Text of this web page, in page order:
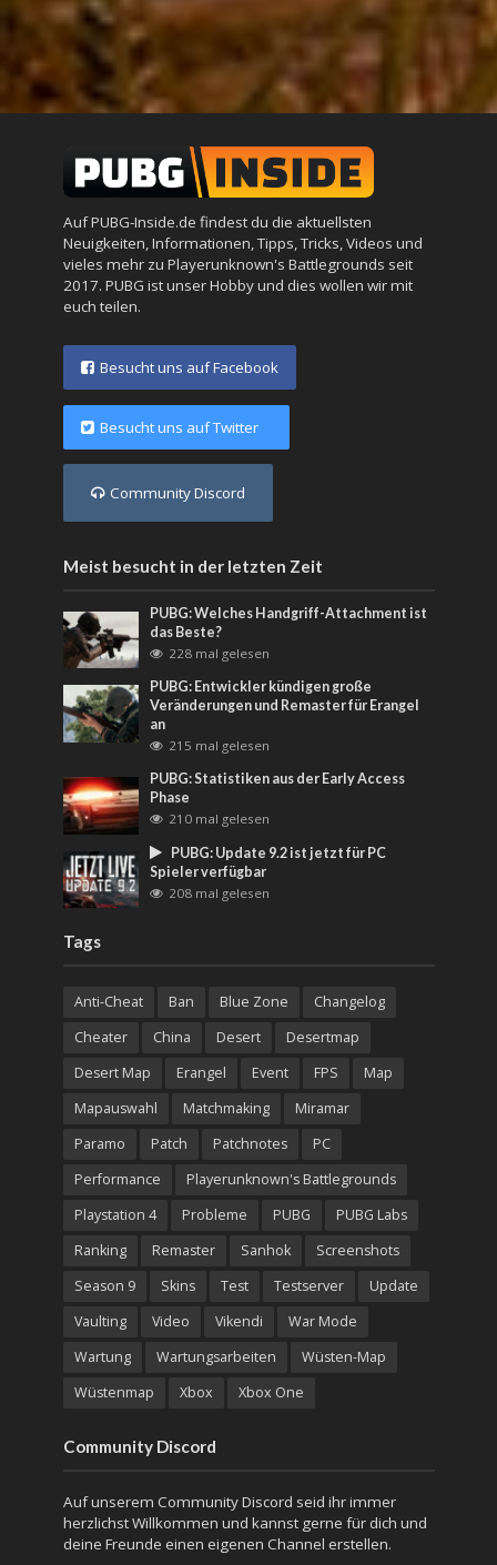
Auf PUBG-Inside.de findest du die aktuellsten
Neuigkeiten, Informationen, Tipps, Tricks, Videos und
vieles mehr zu Playerunknown's Battlegrounds seit
2017. PUBG ist unser Hobby und dies wollen wir mit
euch teilen.
Besucht uns auf Facebook
Besucht uns auf Twitter
Community Discord
Meist besucht in der letzten Zeit
PUBG: Welches Handgriff-Attachment ist
das Beste?
228 mal gelesen
PUBG: Entwickler kündigen große
Veränderungen und Remaster für Erangel
an
215 mal gelesen
PUBG: Statistiken aus der Early Access
Phase
210 mal gelesen
PUBG: Update 9.2 ist jetzt für PC
Spieler verfügbar
208 mal gelesen
Tags
Anti-Cheat Ban Blue Zone
Changelog
Cheater
China Desert
Desertmap
Desert Map
Erangel Event FPS
Map
Mapauswahl
Matchmaking
Miramar
Paramo
Patch Patchnotes
PC
Performance
Playerunknown's Battlegrounds
Playstation 4
Probleme PUBG
PUBG Labs
Ranking
Remaster Sanhok
Screenshots
Season 9
Skins Test Testserver
Update
Vaulting
Video Vikendi
War Mode
Wartung
Wartungsarbeiten
Wüsten-Map
Wüstenmap
Xbox Xbox One
Community Discord
Auf unserem Community Discord seid ihr immer
herzlichst Willkommen und kannst gerne für dich und
deine Freunde einen eigenen Channel erstellen.